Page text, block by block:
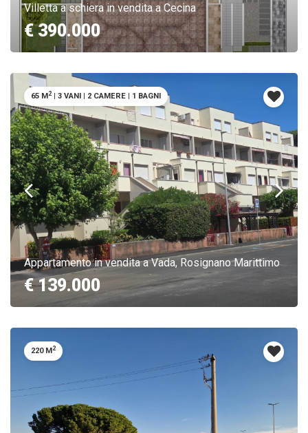
Villetta a schiera in vendita a Cecina
€ 390.000
Appartamento in vendita a Vada, Rosignano Marittimo
€ 139.000
65 M2 | 3 VANI | 2 CAMERE | 1 BAGNI
220 M2